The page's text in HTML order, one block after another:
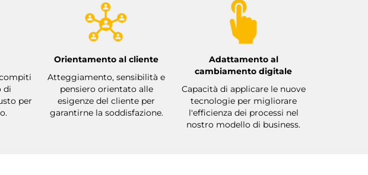
di
per
Orientamento al cliente
Atteggiamento, sensibilità e
pensiero orientato alle
esigenze del cliente per
garantirne la soddisfazione.
Adattamento al
cambiamento digitale
Capacità di applicare le nuove
tecnologie per migliorare
l'efficienza dei processi nel
nostro modello di business.